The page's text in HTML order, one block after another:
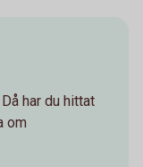
har du hittat
om